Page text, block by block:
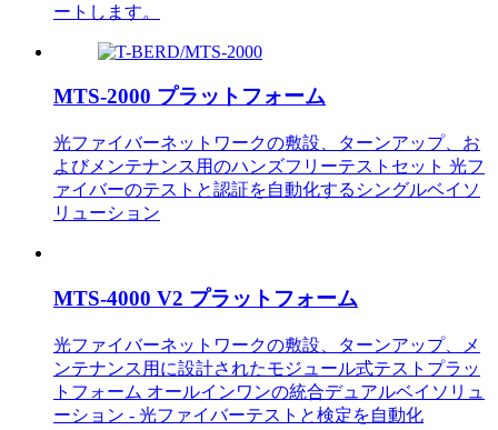
ートします。
MTS-2000 プラットフォーム
光ファイバーネットワークの敷設、ターンアップ、お
よびメンテナンス用のハンズフリーテストセット 光フ
ァイバーのテストと認証を自動化するシングルベイソ
リューション
MTS-4000 V2 プラットフォーム
光ファイバーネットワークの敷設、ターンアップ、メ
ンテナンス用に設計されたモジュール式テストプラッ
トフォーム オールインワンの統合デュアルベイソリュ
ーション - 光ファイバーテストと検定を自動化